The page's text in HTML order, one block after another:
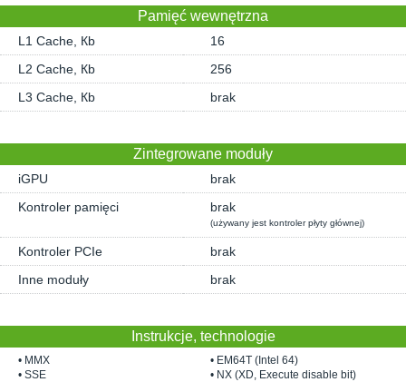
Pamięć wewnętrzna
L1 Cache, Кb
16
L2 Cache, Кb
256
L3 Cache, Кb
brak
Zintegrowane moduły
iGPU
brak
Kontroler pamięci
brak
(używany jest kontroler płyty głównej)
Kontroler PCIe
brak
Inne moduły
brak
Instrukcje, technologie
• MMX
• SSE
• EM64T (Intel 64)
• NX (XD, Execute disable bit)